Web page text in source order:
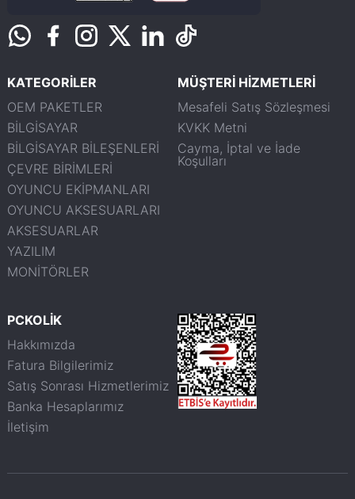
KATEGORİLER
OEM PAKETLER
BİLGİSAYAR
BİLGİSAYAR BİLEŞENLERİ
ÇEVRE BİRİMLERİ
OYUNCU EKİPMANLARI
OYUNCU AKSESUARLARI
AKSESUARLAR
YAZILIM
MONİTÖRLER
MÜŞTERİ HİZMETLERİ
Mesafeli Satış Sözleşmesi
KVKK Metni
Cayma, İptal ve İade
Koşulları
PCKOLİK
Hakkımızda
Fatura Bilgilerimiz
Satış Sonrası Hizmetlerimiz
Banka Hesaplarımız
İletişim